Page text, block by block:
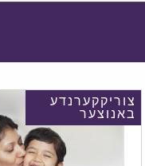
צוריקקערנדע
באנוצער